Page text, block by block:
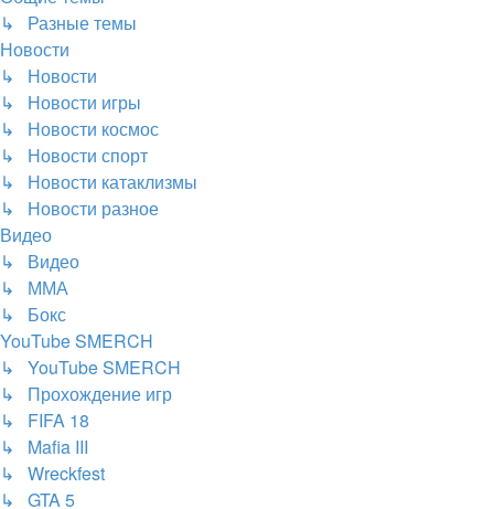
↳ Разные темы
Новости
↳ Новости
↳ Новости игры
↳ Новости космос
↳ Новости спорт
↳ Новости катаклизмы
↳ Новости разное
Видео
↳ Видео
↳ ММА
↳ Бокс
YouTube SMERCH
↳ YouTube SMERCH
↳ Прохождение игр
↳ FIFA 18
↳ Mafia III
↳ Wreckfest
↳ GTA 5